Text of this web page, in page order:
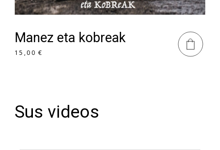
Manez eta kobreak
15,00€
Sus videos